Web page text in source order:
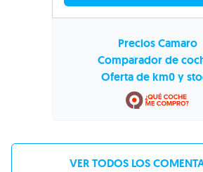
Precios Camaro
Comparador de
Oferta de km0 y
VER TODOS LOS